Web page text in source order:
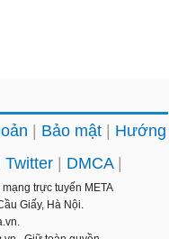
Bảo mật
Hướng
Twitter DMCA
trực tuyến META
Giấy, Hà Nội.